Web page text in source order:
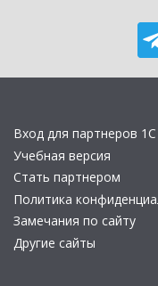
Вход для партнеров 1С
Учебная версия
Стать партнером
Политика
Замечания по сайту
Другие сайты